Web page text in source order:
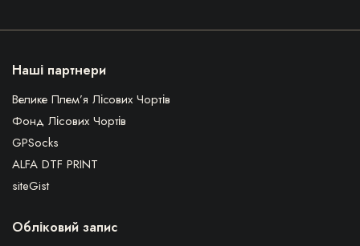
Наші партнери
Велике Плем’я Лісових Чортів
Фонд Лісових Чортів
GPSocks
ALFA DTF PRINT
siteGist
Обліковий запис